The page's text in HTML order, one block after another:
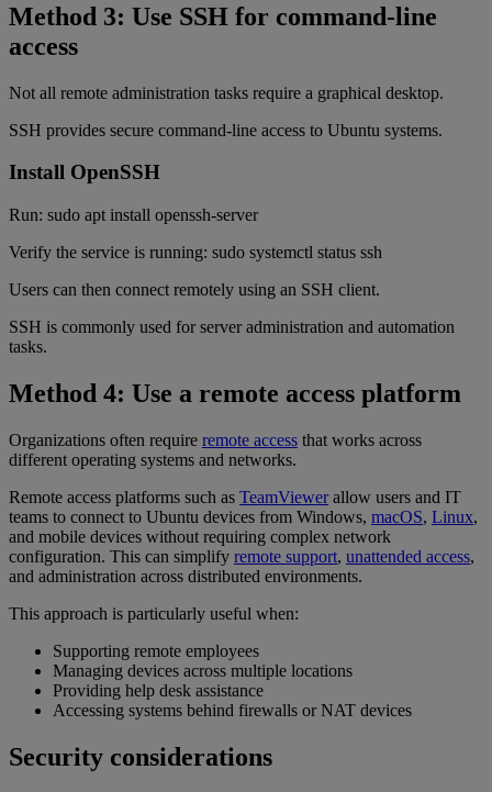
Method 3: Use SSH for command-line
access
Not all remote administration tasks require a graphical desktop.
SSH provides secure command-line access to Ubuntu systems.
Install OpenSSH
Run: sudo apt install openssh-server
Verify the service is running: sudo systemctl status ssh
Users can then connect remotely using an SSH client.
SSH is commonly used for server administration and automation
tasks.
Method 4: Use a remote access platform
Organizations often require remote access that works across
different operating systems and networks.
Remote access platforms such as TeamViewerallow users and IT
teams to connect to Ubuntu devices from Windows, macOS, Linux,
and mobile devices without requiring complex network
configuration. This can simplify remote support, unattended access,
and administration across distributed environments.
This approach is particularly useful when:
Supporting remote employees
Managing devices across multiple locations
Providing help desk assistance
Accessing systems behind firewalls or NAT devices
Security considerations